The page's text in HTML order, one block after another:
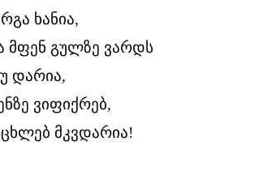
ხანია,
მფენ გულზე ვარდს
დარია,
ვიფიქრებ,
მკვდარია!